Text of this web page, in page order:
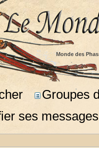
Monde des
Groupes
ses